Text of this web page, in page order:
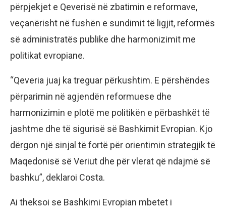
përpjekjet e Qeverisë në zbatimin e reformave,
veçanërisht në fushën e sundimit të ligjit, reformës
së administratës publike dhe harmonizimit me
politikat evropiane.
“Qeveria juaj ka treguar përkushtim. E përshëndes
përparimin në agjendën reformuese dhe
harmonizimin e plotë me politikën e përbashkët të
jashtme dhe të sigurisë së Bashkimit Evropian. Kjo
dërgon një sinjal të fortë për orientimin strategjik të
Maqedonisë së Veriut dhe për vlerat që ndajmë së
bashku”, deklaroi Costa.
Ai theksoi se Bashkimi Evropian mbetet i